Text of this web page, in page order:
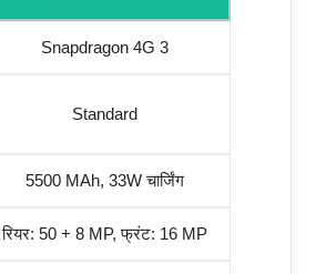
Snapdragon 4G 3
Standard
5500 MAh, 33W चार्जिंग
रियर: 50 + 8 MP, फ्रंट: 16 MP